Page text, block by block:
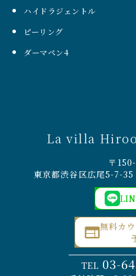
ハイドラジェントル
ピーリング
ダーマペン4
La villa Hiroo
〒
東京都渋谷区広尾5-7-
無料カ
TEL 03-